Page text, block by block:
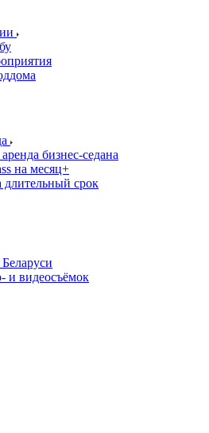
бизнес-седана
на месяц+
длительный срок
и видеосъёмок